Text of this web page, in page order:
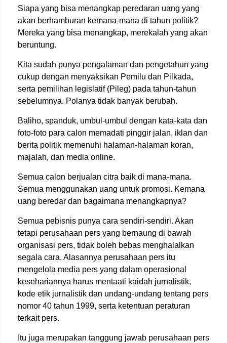
Siapa yang bisa menangkap peredaran uang yang
akan berhamburan kemana-mana di tahun politik?
Mereka yang bisa menangkap, merekalah yang akan
beruntung.
Kita sudah punya pengalaman dan pengetahun yang
cukup dengan menyaksikan Pemilu dan Pilkada,
serta pemilihan legislatif (Pileg) pada tahun-tahun
sebelumnya. Polanya tidak banyak berubah.
Baliho, spanduk, umbul-umbul dengan kata-kata dan
foto-foto para calon memadati pinggir jalan, iklan dan
berita politik memenuhi halaman-halaman koran,
majalah, dan media online.
Semua calon berjualan citra baik di mana-mana.
Semua menggunakan uang untuk promosi. Kemana
uang beredar dan bagaimana menangkapnya?
Semua pebisnis punya cara sendiri-sendiri. Akan
tetapi perusahaan pers yang bernaung di bawah
organisasi pers, tidak boleh bebas menghalalkan
segala cara. Alasannya perusahaan pers itu
mengelola media pers yang dalam operasional
kesehariannya harus mentaati kaidah jurnalistik,
kode etik jurnalistik dan undang-undang tentang pers
nomor 40 tahun 1999, serta ketentuan peraturan
terkait pers.
Itu juga merupakan tanggung jawab perusahaan pers